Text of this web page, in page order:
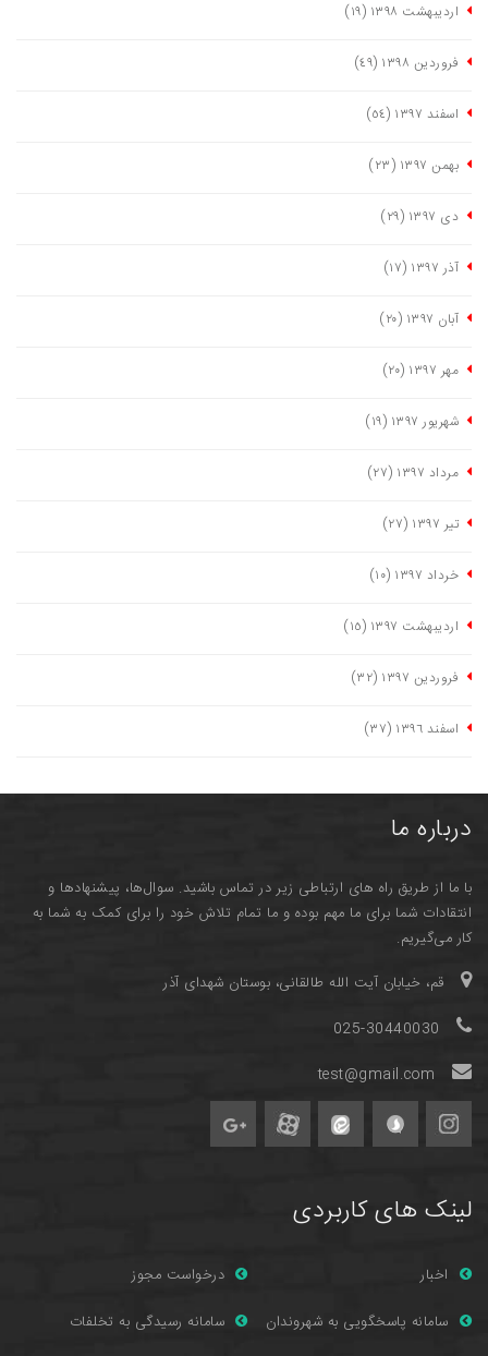
اردیبهشت ١٣٩٨ (١٩)
فروردین ١٣٩٨ (٤٩)
اسفند ١٣٩٧ (٥٤)
بهمن ١٣٩٧ (٢٣)
دی ١٣٩٧ (٢٩)
آذر ١٣٩٧ (١٧)
آبان ١٣٩٧ (٢٠)
مهر ١٣٩٧ (٢٠)
شهریور ١٣٩٧ (١٩)
مرداد ١٣٩٧ (٢٧)
تیر ١٣٩٧ (٢٧)
خرداد ١٣٩٧ (١٠)
اردیبهشت ١٣٩٧ (١٥)
فروردین ١٣٩٧ (٣٢)
اسفند ١٣٩٦ (٣٧)
درباره ما
با ما از طریق راه های ارتباطی زیر در تماس باشید. سوال‌ها، پیشنهادها و
انتقادات شما برای ما مهم بوده و ما تمام تلاش خود را برای کمک به شما به
کار می‌گیریم.
قم، خیابان آیت الله طالقانی، بوستان شهدای آذر
025-30440030
test@gmail.com
لینک های کاربردی
اخبار
درخواست مجوز
سامانه پاسخگویی به شهروندان
سامانه رسیدگی به تخلفات